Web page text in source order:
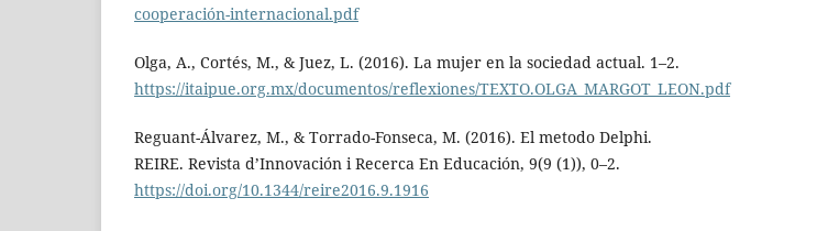
cooperación-internacional.pdf
Olga, A., Cortés, M., & Juez, L. (2016). La mujer en la sociedad actual. 1–2.
https://itaipue.org.mx/documentos/reflexiones/TEXTO.OLGA_MARGOT_LEON.pdf
Reguant-Álvarez, M., & Torrado-Fonseca, M. (2016). El metodo Delphi.
REIRE. Revista d’Innovación i Recerca En Educación, 9(9 (1)), 0–2.
https://doi.org/10.1344/reire2016.9.1916